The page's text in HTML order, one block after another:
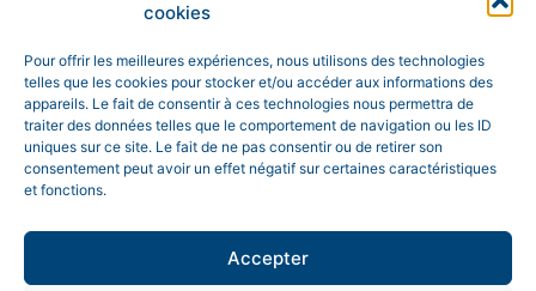
cookies
Pour offrir les meilleures expériences, nous utilisons des technologies
telles que les cookies pour stocker et/ou accéder aux informations des
appareils. Le fait de consentir à ces technologies nous permettra de
traiter des données telles que le comportement de navigation ou les ID
uniques sur ce site. Le fait de ne pas consentir ou de retirer son
consentement peut avoir un effet négatif sur certaines caractéristiques
et fonctions.
Accepter
Contactez-nous